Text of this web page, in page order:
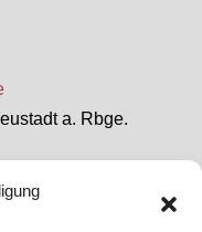
a. Rbge.